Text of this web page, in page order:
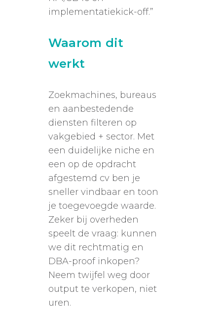
implementatiekick-off.”
Waarom dit
werkt
Zoekmachines, bureaus
en aanbestedende
diensten filteren op
vakgebied + sector. Met
een duidelijke niche en
een op de opdracht
afgestemd cv ben je
sneller vindbaar en toon
je toegevoegde waarde.
Zeker bij overheden
speelt de vraag: kunnen
we dit rechtmatig en
DBA-proof inkopen?
Neem twijfel weg door
output te verkopen, niet
uren.